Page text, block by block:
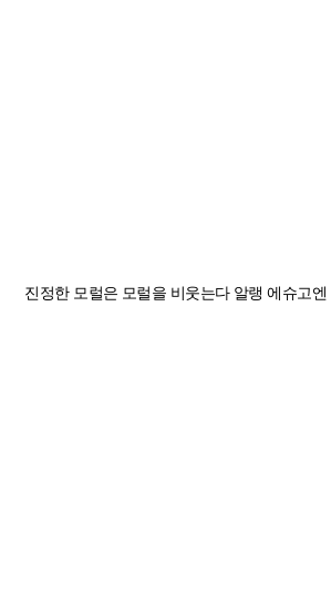
진정한 모럴은 모럴을 비웃는다 알랭 에슈고엔